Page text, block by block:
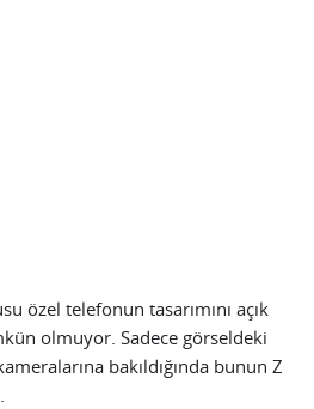
özel telefonun tasarımını açık
olmuyor. Sadece görseldeki
bakıldığında bunun Z